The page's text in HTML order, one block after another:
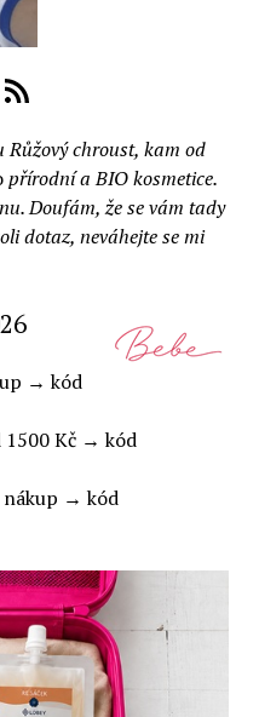
RSS zdroj
chroust, kam od
přírodní a BIO kosmetice.
Doufám, že se vám tady
dotaz, neváhejte se mi
→ kód
1500 Kč → kód
nákup → kód